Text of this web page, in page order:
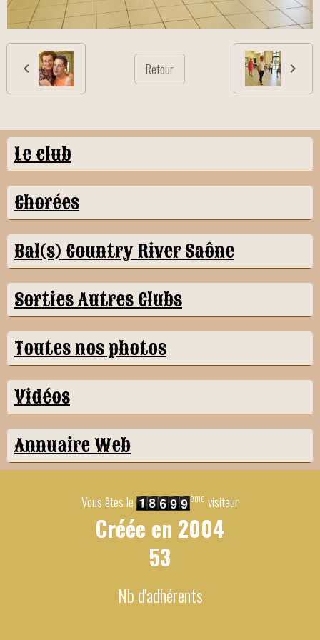
Retour
Le club
Chorées
Bal(s) Country River Saône
Sorties Autres Clubs
Toutes nos photos
Vidéos
Annuaire Web
Vous êtes le ème visiteur
Créée en 2004
53
Nb d'adhérents